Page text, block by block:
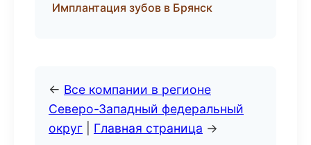
Имплантация зубов в Брянск
← Все компании в регионе
Северо-Западный федеральный
округ
Главная страница →